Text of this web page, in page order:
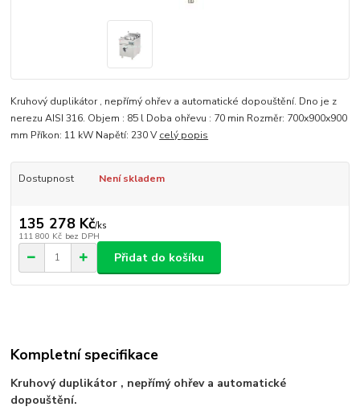
Kruhový duplikátor , nepřímý ohřev a automatické dopouštění. Dno je z
nerezu AISI 316. Objem : 85 l Doba ohřevu : 70 min Rozměr: 700x900x900
mm Příkon: 11 kW Napětí: 230 Vcelý popis
Dostupnost Není skladem
135 278 Kč/ks
111 800 Kč bez DPH
Přidat do košíku
Kompletní specifikace
Kruhový duplikátor , nepřímý ohřev a automatické
dopouštění.